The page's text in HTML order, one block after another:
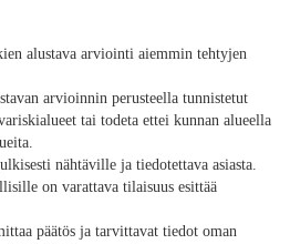
alustava arviointi aiemmin tehtyjen
arvioinnin perusteella tunnistetut
tai todeta ettei kunnan alueella
nähtäville ja tiedotettava asiasta.
on varattava tilaisuus esittää
päätös ja tarvittavat tiedot oman